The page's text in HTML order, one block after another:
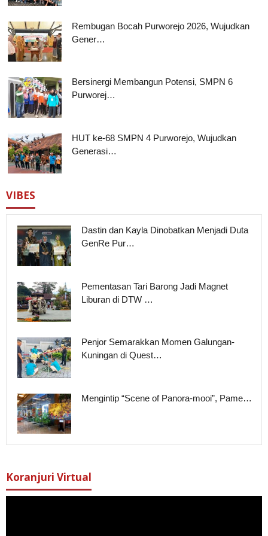
Rembugan Bocah Purworejo 2026, Wujudkan
Gener…
Bersinergi Membangun Potensi, SMPN 6
Purworej…
HUT ke-68 SMPN 4 Purworejo, Wujudkan
Generasi…
VIBES
Dastin dan Kayla Dinobatkan Menjadi Duta
GenRe Pur…
Pementasan Tari Barong Jadi Magnet
Liburan di DTW …
Penjor Semarakkan Momen Galungan-
Kuningan di Quest…
Mengintip “Scene of Panora-mooi”, Pame…
Koranjuri Virtual